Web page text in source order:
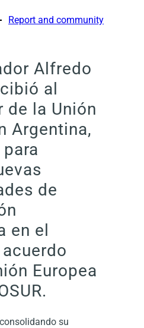
Report and community
Alfredo
al
de la Unión
Argentina,
de
en el
Europea
su